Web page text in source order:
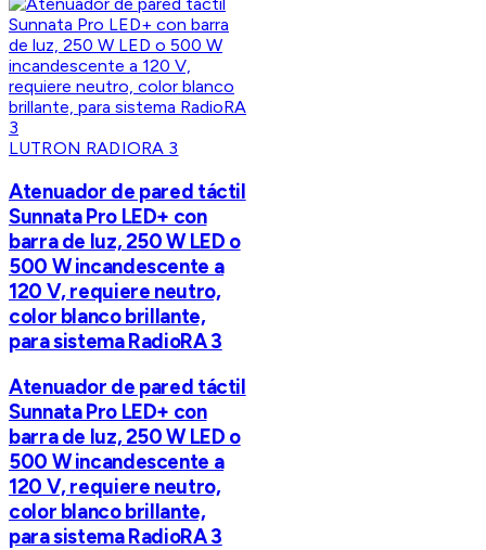
LUTRON RADIORA 3
Atenuador de pared táctil
Sunnata Pro LED+ con
barra de luz, 250 W LED o
500 W incandescente a
120 V, requiere neutro,
color blanco brillante,
para sistema RadioRA 3
Atenuador de pared táctil
Sunnata Pro LED+ con
barra de luz, 250 W LED o
500 W incandescente a
120 V, requiere neutro,
color blanco brillante,
para sistema RadioRA 3